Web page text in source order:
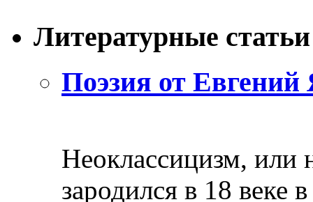
Литературные статьи
Поэзия от Евгений
Неоклассицизм, или
зародился в 18 веке